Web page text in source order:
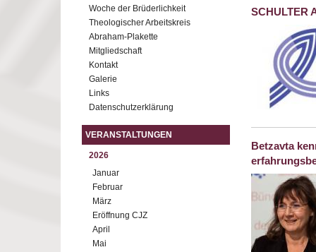
Woche der Brüderlichkeit
Theologischer Arbeitskreis
Abraham-Plakette
Mitgliedschaft
Kontakt
Galerie
Links
Datenschutzerklärung
VERANSTALTUNGEN
2026
Januar
Februar
März
Eröffnung CJZ
April
Mai
SCHULTER
Betzavta